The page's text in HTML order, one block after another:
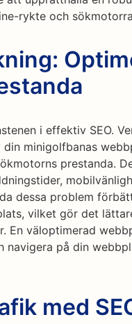
rykte och
i effektiv SEO.
minigolfbanas
prestanda.
dessa problem
vilket gör det
En väloptimerad
navigera på din
med